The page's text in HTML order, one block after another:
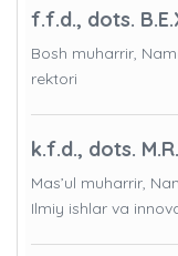
f.f.d., dots.
Bosh muharrir,
rektori
k.f.d., dots.
Mas’ul muharrir,
Ilmiy ishlar va